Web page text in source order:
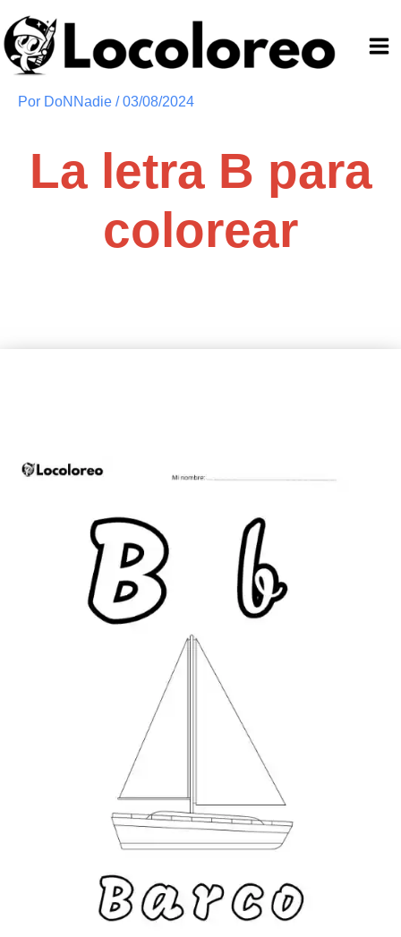
al
contenido
Por DoNNadie /03/08/2024
La letra B para
colorear